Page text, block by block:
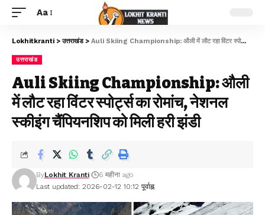
Aa
Lokhitkranti >उत्तराखंड> Auli Skiing Championship: औली में लौट रहा विंटर स्पोर्ट्स का रोमांच, नेशनल स्कीइंग चैंपियनशिप को मिली हरी झंडी
उत्तराखंड
Auli Skiing Championship: औली
में लौट रहा विंटर स्पोर्ट्स का रोमांच, नेशनल
स्कीइंग चैंपियनशिप को मिली हरी झंडी
Last updated: 2026-02-12 10:12 पूर्वाह्न
ByLokhit Kranti 6 महीना ago